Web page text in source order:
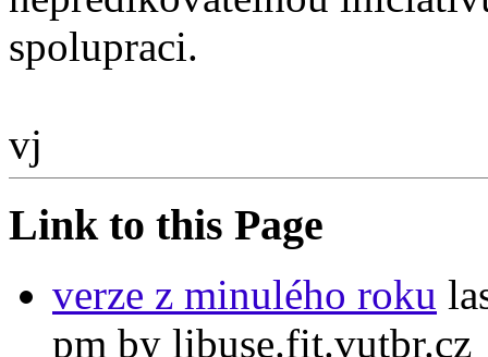
spolupraci.
vj
Link to this Page
verze z minulého roku
pm by libuse.fit.vutbr.cz